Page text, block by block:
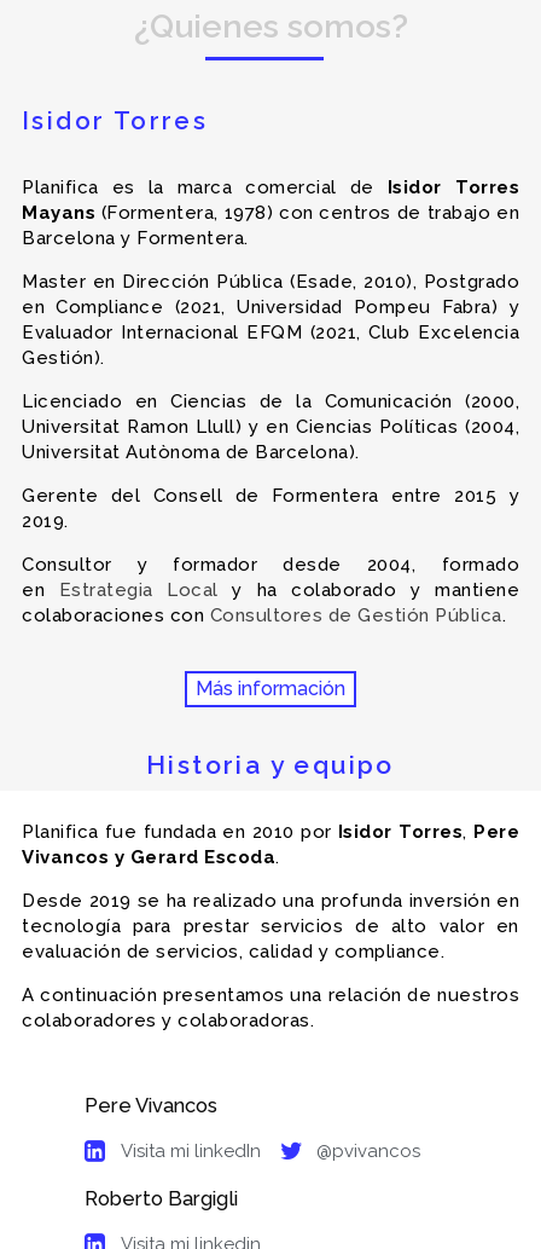
¿Quienes somos?
Isidor Torres
Planifica es la marca comercial de Isidor Torres
Mayans (Formentera, 1978) con centros de trabajo en
Barcelona y Formentera.
Master en Dirección Pública (Esade, 2010), Postgrado
en Compliance (2021, Universidad Pompeu Fabra) y
Evaluador Internacional EFQM (2021, Club Excelencia
Gestión).
Licenciado en Ciencias de la Comunicación (2000,
Universitat Ramon Llull) y en Ciencias Políticas (2004,
Universitat Autònoma de Barcelona).
Gerente del Consell de Formentera entre 2015 y
2019.
Consultor y formador desde 2004, formado
en Estrategia Local y ha colaborado y mantiene
colaboraciones con Consultores de Gestión Pública.
Más información
Historia y equipo
Planifica fue fundada en 2010 por Isidor Torres, Pere
Vivancos y Gerard Escoda.
Desde 2019 se ha realizado una profunda inversión en
tecnología para prestar servicios de alto valor en
evaluación de servicios, calidad y compliance.
A continuación presentamos una relación de nuestros
colaboradores y colaboradoras.
Pere Vivancos
Visita mi linkedIn @pvivancos
Roberto Bargigli
Visita mi linkedin